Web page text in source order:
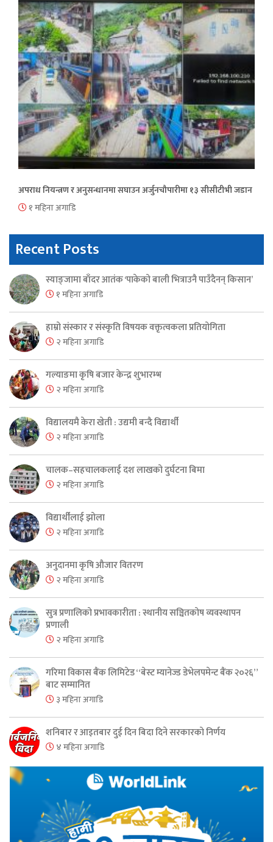
अपराध नियन्त्रण र अनुसन्धानमा सघाउन अर्जुनचौपारीमा १३ सीसीटीभी जडान
१ महिना अगाडि
Recent Posts
स्याङ्जामा बाँदर आतंक ‘पाकेको बाली भित्राउनै पाउँदैनन् किसान’
१ महिना अगाडि
हाम्रो संस्कार र संस्कृति विषयक वक्तृत्वकला प्रतियोगिता
२ महिना अगाडि
गल्याङमा कृषि बजार केन्द्र शुभारम्भ
२ महिना अगाडि
विद्यालयमै केरा खेती : उद्यमी बन्दै विद्यार्थी
२ महिना अगाडि
चालक–सहचालकलाई दश लाखको दुर्घटना बिमा
२ महिना अगाडि
विद्यार्थीलाई झोला
२ महिना अगाडि
अनुदानमा कृषि औजार वितरण
२ महिना अगाडि
सुत्र प्रणालिको प्रभावकारीता : स्थानीय सञ्चितकोष व्यवस्थापन
प्रणाली
२ महिना अगाडि
गरिमा विकास बैंक लिमिटेड “बेस्ट म्यानेज्ड डेभेलपमेन्ट बैंक २०२६”
बाट सम्मानित
३ महिना अगाडि
शनिबार र आइतबार दुई दिन बिदा दिने सरकारको निर्णय
४ महिना अगाडि